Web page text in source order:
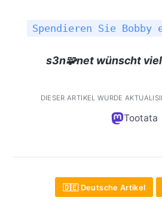
Spendieren Sie Bobby
s3n🧩net wünscht
DIESER ARTIKEL WURDE
Tootata
🇩🇪 Deutsche Artikel